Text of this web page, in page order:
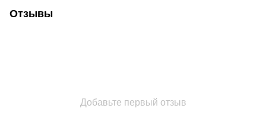
Отзывы
Добавьте первый отзыв